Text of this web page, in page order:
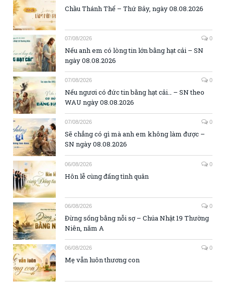
Chầu Thánh Thể – Thứ Bảy, ngày 08.08.2026
07/08/2026 0
Nếu anh em có lòng tin lớn bằng hạt cải – SN
ngày 08.08.2026
07/08/2026 0
Nếu ngươi có đức tin bằng hạt cải… – SN theo
WAU ngày 08.08.2026
07/08/2026 0
Sẽ chẳng có gì mà anh em không làm được –
SN ngày 08.08.2026
06/08/2026 0
Hôn lễ cùng đấng tình quân
06/08/2026 0
Đừng sống bằng nỗi sợ – Chúa Nhật 19 Thường
Niên, năm A
06/08/2026 0
Mẹ vẫn luôn thương con